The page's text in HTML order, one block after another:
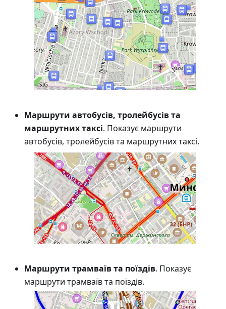
Маршрути автобусів, тролейбусів та
маршрутних таксі. Показує маршрути
автобусів, тролейбусів та маршрутних таксі.
Маршрути трамваїв та поїздів. Показує
маршрути трамваїв та поїздів.